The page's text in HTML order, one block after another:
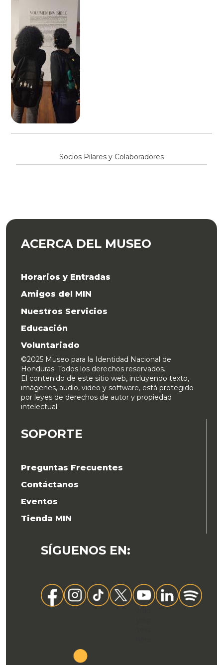
Socios Pilares y Colaboradores
ACERCA DEL MUSEO
Horarios y Entradas
Amigos del MIN
Nuestros Servicios
Educación
Voluntariado
©2025 Museo para la Identidad Nacional de
Honduras. Todos los derechos reservados.
El contenido de este sitio web, incluyendo texto,
imágenes, audio, video y software, está protegido
por leyes de derechos de autor y propiedad
intelectual.
SOPORTE
Preguntas Frecuentes
Contáctanos
Eventos
Tienda MIN
SÍGUENOS EN: